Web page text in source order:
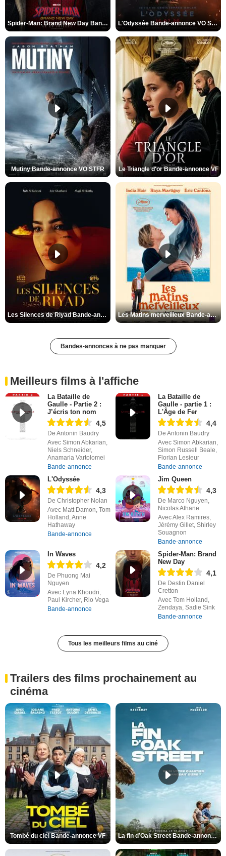
Spider-Man: Brand New Day Bande-annonce VO STFR L'Odyssée Bande-annonce VO STFR
Mutiny Bande-annonce VO STFR Le Triangle d'or Bande-annonce VF
Les Silences de Riyad Bande-annonce VO STFR Les Matins merveilleux Bande-annonce VF
Bandes-annonces à ne pas manquer
Meilleurs films à l'affiche
La Bataille de
Gaulle - Partie 2 :
J’écris ton nom
4,5
De Antonin Baudry
Avec Simon Abkarian,
Niels Schneider,
Anamaria Vartolomei
Bande-annonce
La Bataille de
Gaulle - partie 1 :
L'Âge de Fer
4,4
De Antonin Baudry
Avec Simon Abkarian,
Simon Russell Beale,
Florian Lesieur
Bande-annonce
L'Odyssée
4,3
De Christopher Nolan
Avec Matt Damon, Tom
Holland, Anne
Hathaway
Bande-annonce
Jim Queen
4,3
De Marco Nguyen,
Nicolas Athane
Avec Alex Ramires,
Jérémy Gillet, Shirley
Souagnon
Bande-annonce
In Waves
4,2
De Phuong Mai
Nguyen
Avec Lyna Khoudri,
Paul Kircher, Rio Vega
Bande-annonce
Spider-Man: Brand
New Day
4,1
De Destin Daniel
Cretton
Avec Tom Holland,
Zendaya, Sadie Sink
Bande-annonce
Tous les meilleurs films au ciné
Trailers des films prochainement au
cinéma
Tombé du ciel Bande-annonce VF La fin d’Oak Street Bande-annonce VO STFR